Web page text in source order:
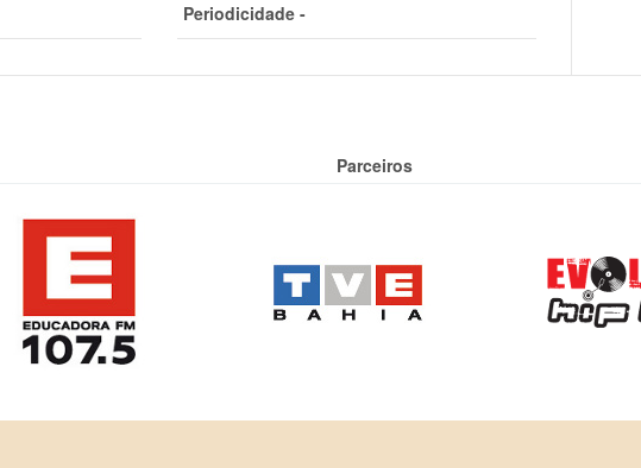
Periodicidade -
Parceiros